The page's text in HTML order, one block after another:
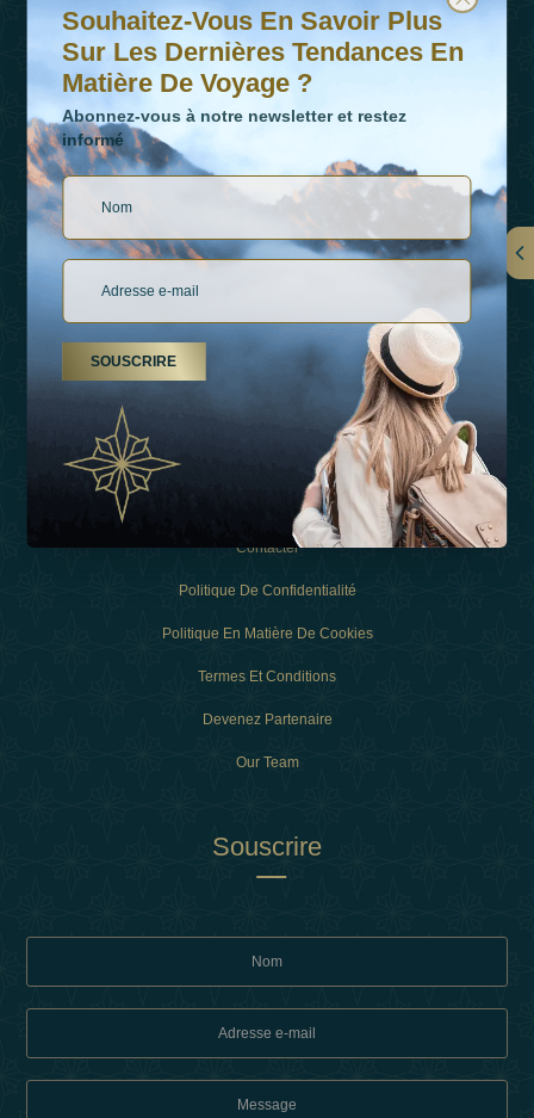
WhatsApp N°
+442034682356
+971552944761
LIENS
À Propos De Nous
Types De Vacances
Contacter
Politique De Confidentialité
Politique En Matière De Cookies
Termes Et Conditions
Devenez Partenaire
Our Team
Souscrire
Souhaitez-Vous En Savoir Plus
Sur Les Dernières Tendances En
Matière De Voyage ?
Abonnez-vous à notre newsletter et restez
informé
SOUSCRIRE